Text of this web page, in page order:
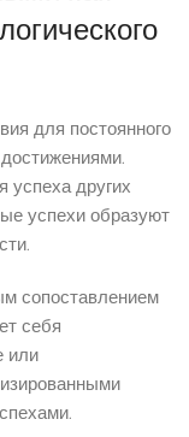
для постоянного
успеха других
успехи образуют
сопоставлением
себя
или